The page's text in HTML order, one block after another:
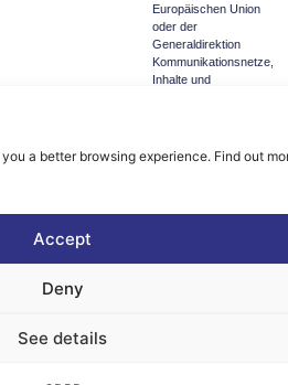
a better browsing experience. Find out
Accept
Deny
See details
Europäischen Union
oder der
Generaldirektion
Kommunikationsnetze,
Inhalte und
noch die
Bewilligungsbehörde
2026 AI-